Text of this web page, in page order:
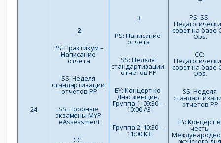
24
2
PS: Практикум –
Написание
отчета
SS: Неделя
стандартизации
отчетов PP
SS: Пробные
экзамены MYP
eAssessment
СС:
3
PS: Написание
отчета
SS: Неделя
стандартизации
отчетов PP
EY: Концерт ко
Дню женщин.
Группа 1: 09:30 –
10:00 A3
Группа 2: 10:30 –
11:00 К3
PS: SS:
совет на базе
Obs.
СС:
совет на базе
Obs.
SS: Неделя
отчетов PP
EY: Концерт в
честь
женского дня